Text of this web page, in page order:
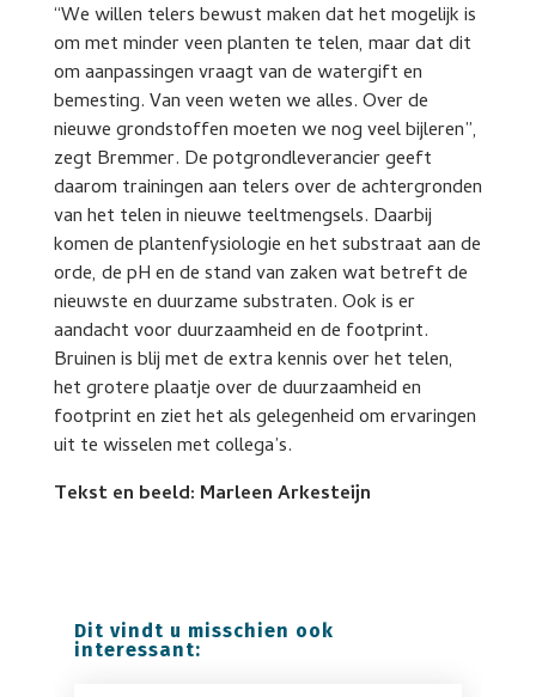
“We willen telers bewust maken dat het mogelijk is
om met minder veen planten te telen, maar dat dit
om aanpassingen vraagt van de watergift en
bemesting. Van veen weten we alles. Over de
nieuwe grondstoffen moeten we nog veel bijleren”,
zegt Bremmer. De potgrondleverancier geeft
daarom trainingen aan telers over de achtergronden
van het telen in nieuwe teeltmengsels. Daarbij
komen de plantenfysiologie en het substraat aan de
orde, de pH en de stand van zaken wat betreft de
nieuwste en duurzame substraten. Ook is er
aandacht voor duurzaamheid en de footprint.
Bruinen is blij met de extra kennis over het telen,
het grotere plaatje over de duurzaamheid en
footprint en ziet het als gelegenheid om ervaringen
uit te wisselen met collega’s.
Tekst en beeld: Marleen Arkesteijn
Dit vindt u misschien ook
interessant: